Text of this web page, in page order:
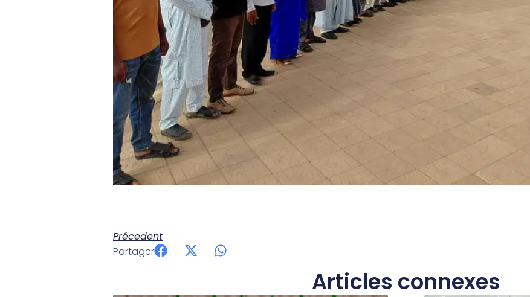
Précedent
Partager
Articles connexes